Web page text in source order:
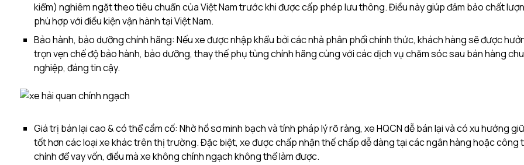
kiểm) nghiêm ngặt theo tiêu chuẩn của Việt Nam trước khi được cấp phép lưu thông. Điều này giúp đảm bảo chất
phù hợp với điều kiện vận hành tại Việt Nam.
Bảo hành, bảo dưỡng chính hãng: Nếu xe được nhập khẩu bởi các nhà phân phối chính thức, khách hàng sẽ được
trọn vẹn chế độ bảo hành, bảo dưỡng, thay thế phụ tùng chính hãng cùng với các dịch vụ chăm sóc sau bán hàng
nghiệp, đáng tin cậy.
Giá trị bán lại cao & có thể cầm cố: Nhờ hồ sơ minh bạch và tính pháp lý rõ ràng, xe HQCN dễ bán lại và có xu hướng
tốt hơn các loại xe khác trên thị trường. Đặc biệt, xe được chấp nhận thế chấp dễ dàng tại các ngân hàng hoặc công
chính để vay vốn, điều mà xe không chính ngạch không thể làm được.